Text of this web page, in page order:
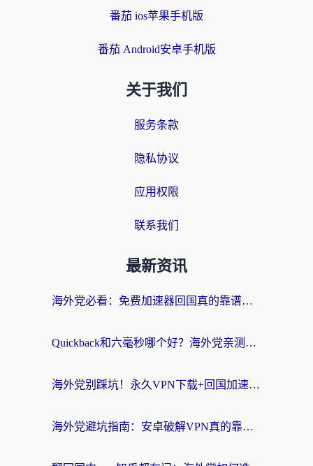
番茄 ios苹果手机版
番茄 Android安卓手机版
关于我们
服务条款
隐私协议
应用权限
联系我们
最新资讯
海外党必看：免费加速器回国真的靠谱吗？3步教你选到好用的归雁替代
Quickback和六毫秒哪个好？海外党亲测：选对回国加速器，无缝刷剧办公不再愁
海外党别踩坑！永久VPN下载+回国加速器选择指南，无缝刷国内剧游戏支付
海外党避坑指南：安卓破解VPN真的靠谱吗？教你选对回国加速器无缝刷国内资源